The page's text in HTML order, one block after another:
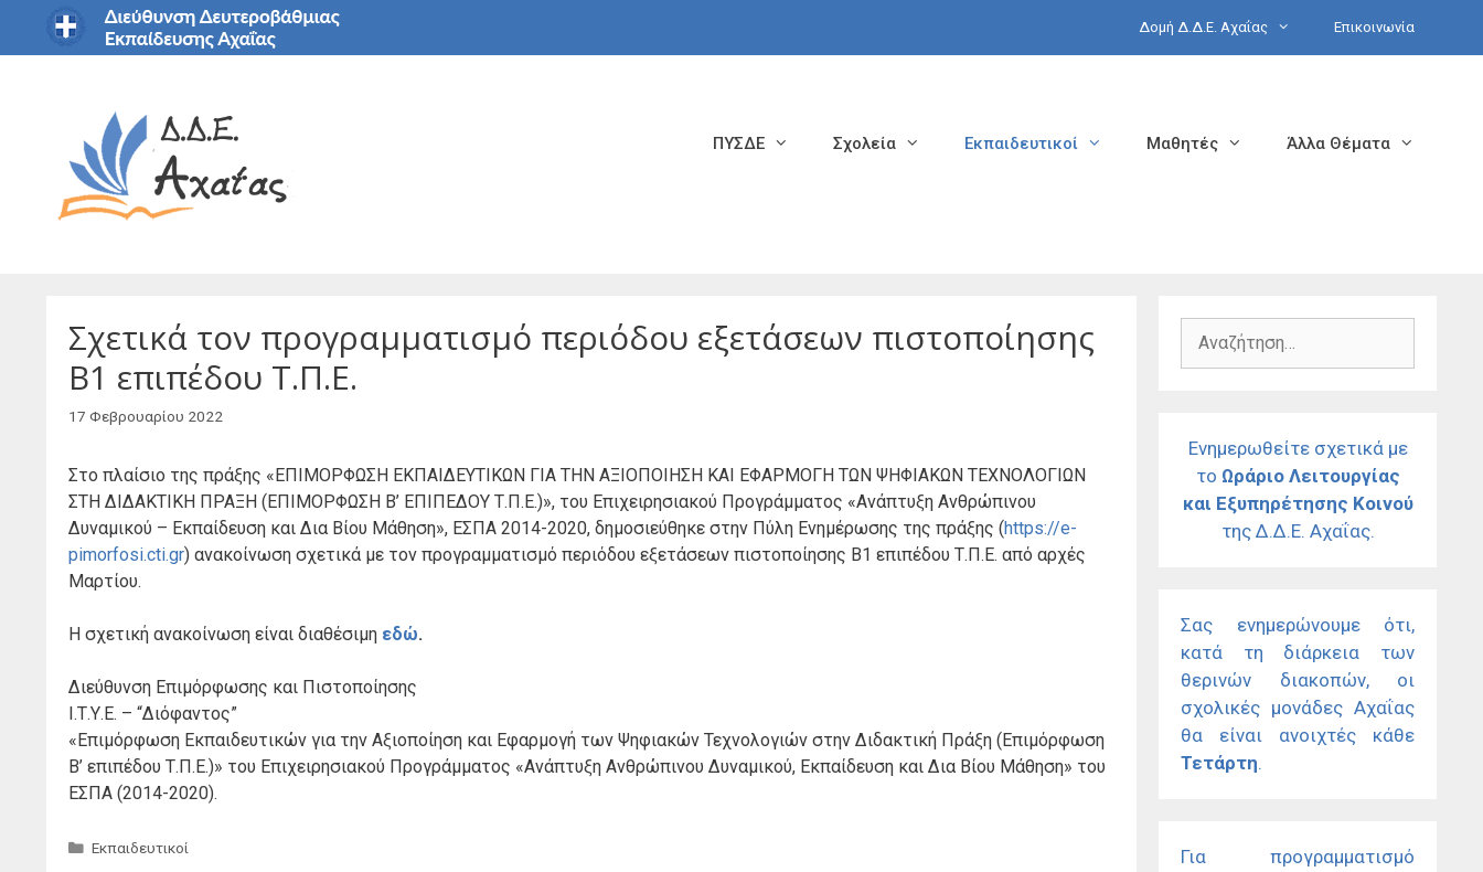
Μετάβαση
Δομή Δ.Δ.Ε. Αχαΐας Επικοινωνία
ΠΥΣΔΕ Σχολεία Εκπαιδευτικοί Μαθητές Άλλα Θέματα
Σχετικά τον προγραμματισμό περιόδου εξετάσεων πιστοποίησης
Β1 επιπέδου Τ.Π.Ε.
17 Φεβρουαρίου 2022
Στο πλαίσιο της πράξης «ΕΠΙΜΟΡΦΩΣΗ ΕΚΠΑΙΔΕΥΤΙΚΩΝ ΓΙΑ ΤΗΝ ΑΞΙΟΠΟΙΗΣΗ ΚΑΙ ΕΦΑΡΜΟΓΗ ΤΩΝ ΨΗΦΙΑΚΩΝ ΤΕΧΝΟΛΟΓΙΩΝ
ΣΤΗ ΔΙΔΑΚΤΙΚΗ ΠΡΑΞΗ (ΕΠΙΜΟΡΦΩΣΗ Β’ ΕΠΙΠΕΔΟΥ Τ.Π.Ε.)», του Επιχειρησιακού Προγράμματος «Ανάπτυξη Ανθρώπινου
Δυναμικού – Εκπαίδευση και Δια Βίου Μάθηση», ΕΣΠΑ 2014-2020, δημοσιεύθηκε στην Πύλη Ενημέρωσης της πράξης (https://e-
pimorfosi.cti.gr) ανακοίνωση σχετικά με τον προγραμματισμό περιόδου εξετάσεων πιστοποίησης Β1 επιπέδου Τ.Π.Ε. από αρχές
Μαρτίου.
Η σχετική ανακοίνωση είναι διαθέσιμη εδώ.
Διεύθυνση Επιμόρφωσης και Πιστοποίησης
Ι.Τ.Υ.Ε. – “Διόφαντος”
«Επιμόρφωση Εκπαιδευτικών για την Αξιοποίηση και Εφαρμογή των Ψηφιακών Τεχνολογιών στην Διδακτική Πράξη (Επιμόρφωση
Β’ επιπέδου Τ.Π.Ε.)» του Επιχειρησιακού Προγράμματος «Ανάπτυξη Ανθρώπινου Δυναμικού, Εκπαίδευση και Δια Βίου Μάθηση» του
ΕΣΠΑ (2014-2020).
Κατηγορίες
Εκπαιδευτικοί
Αναζήτηση
Ενημερωθείτε σχετικά με
το Ωράριο Λειτουργίας
και Εξυπηρέτησης Κοινού
της Δ.Δ.Ε. Αχαΐας.
Σας ενημερώνουμε ότι,
κατά τη διάρκεια των
θερινών διακοπών, οι
σχολικές μονάδες Αχαΐας
θα είναι ανοιχτές κάθε
Τετάρτη.
Για προγραμματισμό